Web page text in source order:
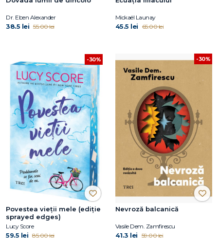
Dr. Eben Alexander
38.5 lei 55.00 lei
Mickaël Launay
45.5 lei 65.00 lei
-30%
Povestea vieții mele (ediție
sprayed edges)
Lucy Score
59.5 lei 85.00 lei
-30%
Nevroză balcanică
Vasile Dem. Zamfirescu
41.3 lei 59.00 lei